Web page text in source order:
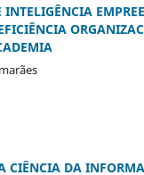
INTELIGÊNCIA
CIÊNCIA DA